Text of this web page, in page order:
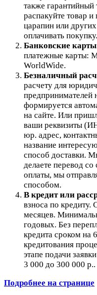
также гарантийный
распакуйте товар и
царапин или
оплачивать покупку.
Банковские карты
платежные карты:
WorldWide.
Безналичный
расчету для
предпринимателей
формируется
на сайте. Или
ваши реквизиты
юр. адрес,
название
способ доставки.
делаете перевод
оплаты, мы
способом.
В кредит или
взноса по кредиту.
месяцев.
годовых. Без
кредита сроком на
кредитования
этапе подачи
3 000 до 300 000 р..
Подробнее на странице